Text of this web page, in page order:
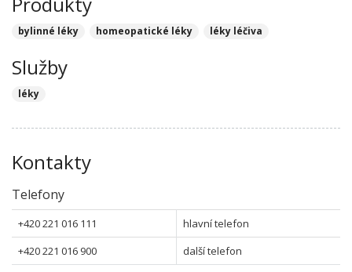
bylinné léky homeopatické léky léky léčiva
Služby
léky
Kontakty
Telefony
+420 221 016 111
hlavní telefon
+420 221 016 900
další telefon